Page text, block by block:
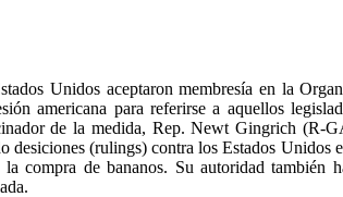
Unidos aceptaron membresía en la
americana para referirse a aquellos
de la medida, Rep. Newt Gingrich (R-
desiciones (rulings) contra los Estados Unidos
compra de bananos. Su autoridad también